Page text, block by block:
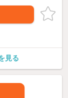
見る